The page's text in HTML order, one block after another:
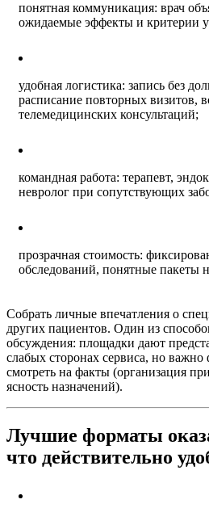
понятная коммуникация: врач
ожидаемые эффекты и критерии
удобная логистика: запись без
расписание повторных визитов,
телемедицинских консультаций;
командная работа: терапевт,
невролог при сопутствующих
прозрачная стоимость:
обследований, понятные пакеты
Собрать личные впечатления о
других пациентов. Один из
обсуждения: площадки дают
слабых сторонах сервиса, но важно
смотреть на факты (организация
ясность назначений).
Лучшие форматы
что действительно